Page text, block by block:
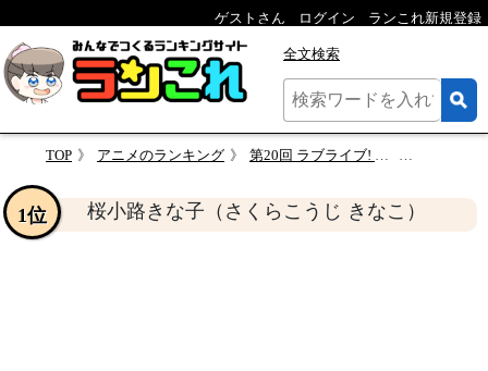
ゲストさん ログイン ランこれ新規登録
全文検索
TOP アニメのランキング 第20回 ラブライブ! スーパースター!!
桜小路きな子（さくらこうじ きなこ）
1位